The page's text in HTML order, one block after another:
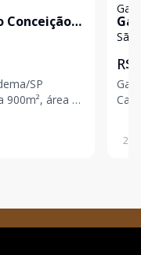
Conceição,
SP
área de
refeitório,
São
R$